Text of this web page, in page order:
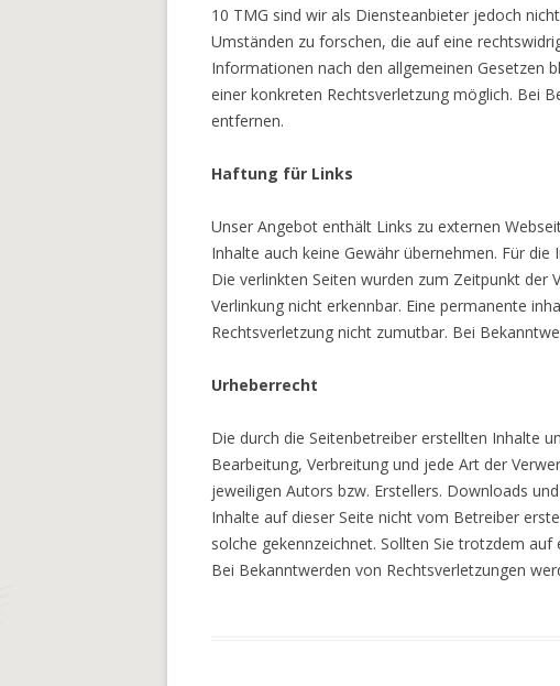
10 TMG sind wir als Diensteanbieter jedoch
Umständen zu forschen, die auf eine
Informationen nach den allgemeinen Gesetzen
einer konkreten Rechtsverletzung möglich. Bei
entfernen.
Haftung für Links
Unser Angebot enthält Links zu externen
Inhalte auch keine Gewähr übernehmen. Für
Die verlinkten Seiten wurden zum Zeitpunkt
Verlinkung nicht erkennbar. Eine permanente
Rechtsverletzung nicht zumutbar. Bei
Urheberrecht
Die durch die Seitenbetreiber erstellten Inhalte
Bearbeitung, Verbreitung und jede Art der
jeweiligen Autors bzw. Erstellers. Downloads
Inhalte auf dieser Seite nicht vom Betreiber
solche gekennzeichnet. Sollten Sie trotzdem
Bei Bekanntwerden von Rechtsverletzungen